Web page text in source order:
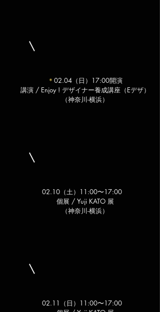
＊ 02.04（日）17:00開演
講演 / Enjoy ! デザイナー養成講座（Eデザ）
（神奈川-横浜）
02.10（土）11:00〜17:00​
​個展 / Yuji KATO 展
（神奈川-横浜）
02.11（日）11:00〜17:00​